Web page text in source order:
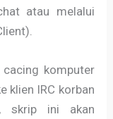
atau melalui
cacing komputer
klien IRC korban
skrip ini akan